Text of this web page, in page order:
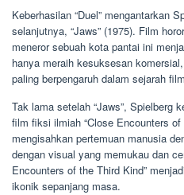
Keberhasilan “Duel” mengantarkan
selanjutnya, “Jaws” (1975). Film
meneror sebuah kota pantai ini
hanya meraih kesuksesan
paling berpengaruh dalam sejarah
Tak lama setelah “Jaws”, Spielberg
film fiksi ilmiah “Close Encounters
mengisahkan pertemuan manusia
dengan visual yang memukau dan
Encounters of the Third Kind”
ikonik sepanjang masa.